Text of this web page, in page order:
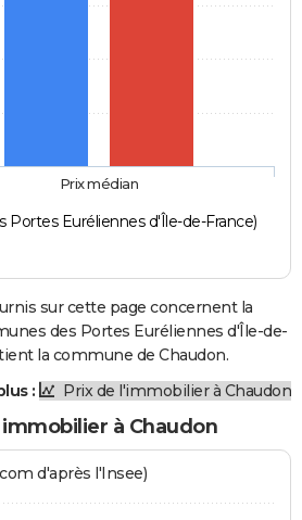
Portes Euréliennes d'Île-de-France)
Prix médian
sur cette page concernent la
des Portes Euréliennes d'Île-de-
la commune de Chaudon.
:
Prix de l'immobilier à Chaudon
à Chaudon
d'après l'Insee)